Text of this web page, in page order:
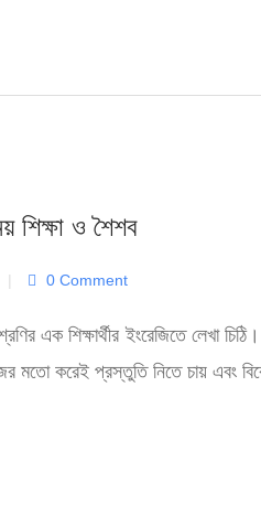
শিক্ষা ও শৈশব
| 0 Comment
এক শিক্ষার্থীর ইংরেজিতে লেখা
করেই প্রস্তুতি নিতে চায় এবং